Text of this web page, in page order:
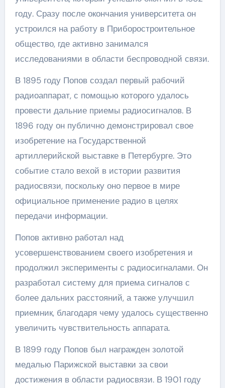
году. Сразу после окончания университета он
устроился на работу в Приборостроительное
общество, где активно занимался
исследованиями в области беспроводной связи.
В 1895 году Попов создал первый рабочий
радиоаппарат, с помощью которого удалось
провести дальние приемы радиосигналов. В
1896 году он публично демонстрировал свое
изобретение на Государственной
артиллерийской выставке в Петербурге. Это
событие стало вехой в истории развития
радиосвязи, поскольку оно первое в мире
официальное применение радио в целях
передачи информации.
Попов активно работал над
усовершенствованием своего изобретения и
продолжил эксперименты с радиосигналами. Он
разработал систему для приема сигналов с
более дальних расстояний, а также улучшил
приемник, благодаря чему удалось существенно
увеличить чувствительность аппарата.
В 1899 году Попов был награжден золотой
медалью Парижской выставки за свои
достижения в области радиосвязи. В 1901 году